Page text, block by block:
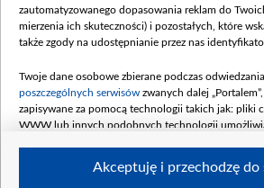
Dofinansowanie 900 000 000,00
Data podpisania umowy: LUTY
kwiecień 180 mln, 7 maja 180
czerwca 90 mln)
Dofinansowanie 250 000 000,00
4 sierpnia 250 mln
zautomatyzowanego dopasowania reklam do
mierzenia ich skuteczności) i pozostałych, które
także zgody na udostępnianie przez nas
Twoje dane osobowe zbierane podczas
poszczególnych serwisów zwanych dalej
zapisywane za pomocą technologii takich jak: pliki
WWW lub innych podobnych technologii
Akceptuję i przechodzę do